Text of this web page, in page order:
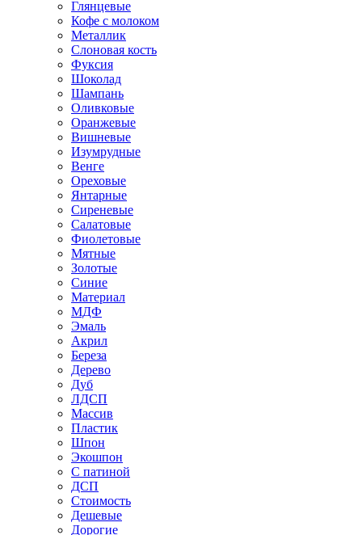
Глянцевые
Кофе с молоком
Металлик
Слоновая кость
Фуксия
Шоколад
Шампань
Оливковые
Оранжевые
Вишневые
Изумрудные
Венге
Ореховые
Янтарные
Сиреневые
Салатовые
Фиолетовые
Мятные
Золотые
Синие
Материал
МДФ
Эмаль
Акрил
Береза
Дерево
Дуб
ЛДСП
Массив
Пластик
Шпон
Экошпон
С патиной
ДСП
Стоимость
Дешевые
Дорогие